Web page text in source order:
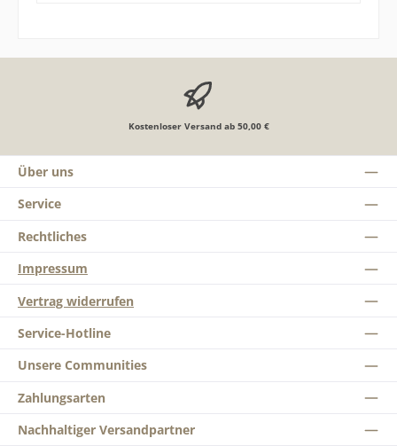
Kostenloser Versand ab 50,00 €
Über uns
Service
Rechtliches
Impressum
Vertrag widerrufen
Service-Hotline
Unsere Communities
Zahlungsarten
Nachhaltiger Versandpartner